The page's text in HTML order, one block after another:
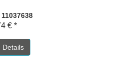
€ *
Details